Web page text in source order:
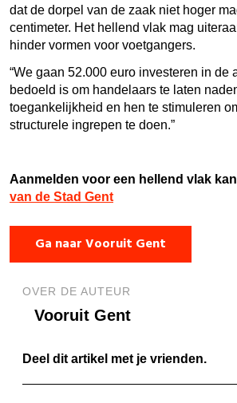
dat de dorpel van de zaak niet hoger
centimeter. Het hellend vlak mag
hinder vormen voor voetgangers.
“We gaan 52.000 euro investeren in de
bedoeld is om handelaars te laten
toegankelijkheid en hen te stimuleren
structurele ingrepen te doen.”
Aanmelden voor een hellend vlak
van de Stad Gent
Ga naar Vooruit Gent
OVER DE AUTEUR
Vooruit Gent
Deel dit artikel met je vrienden.